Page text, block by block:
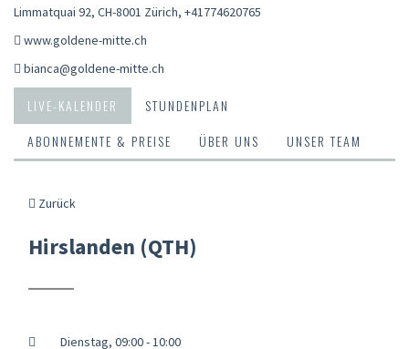
Limmatquai 92, CH-8001 Zürich, +41774620765
www.goldene-mitte.ch
bianca@goldene-mitte.ch
LIVE-KALENDER
STUNDENPLAN
ABONNEMENTE & PREISE
ÜBER UNS UNSER TEAM
Zurück
Hirslanden (QTH)
Dienstag, 09:00 - 10:00